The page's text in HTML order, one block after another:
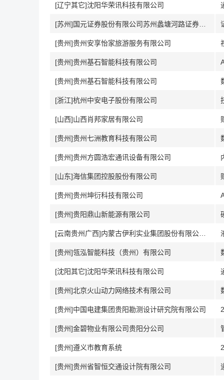
[辽宁其它]沈阳华荣讯科技有限公司
[贵州]贵州安享怡家旅游服务有限公司
[贵州]贵州基石智能科技有限公司
[贵州]贵州基石智能科技有限公司
[浙江]杭州中安电子股份有限公司
[山西]山西肖邦家居有限公司
[贵州]贵州七洲教育科技有限公司
[贵州]贵州方圆浩宏通讯设备有限公司
[山东]海信集团控股股份有限公司
[贵州]贵州坤衍科技有限公司
[贵州]贵阳鼎山新能源有限公司
[贵州]瓴泓智能科技（贵州）有限公司
[沈阳其它]沈阳华荣讯科技有限公司
[贵州]北京火山动力网络技术有限公司
[贵州]中国电建集团贵阳勘测设计研究院有限公司
[贵州]金碧物业有限公司贵阳分公司
[贵州]遵义市教育系统
[贵州]贵州省智恒交通设计院有限公司